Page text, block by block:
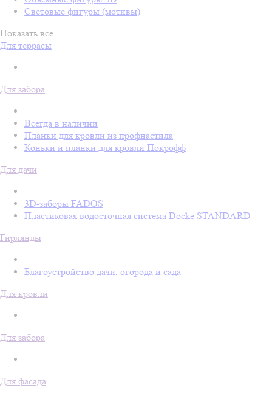
Световые фигуры (мотивы)
Показать все
Для террасы
Для забора
Всегда в наличии
Планки для кровли из профнастила
Коньки и планки для кровли Покрофф
Для дачи
3D-заборы FADOS
Пластиковая водосточная система Döcke STANDARD
Гирлянды
Благоустройство дачи, огорода и сада
Для кровли
Для забора
Для фасада